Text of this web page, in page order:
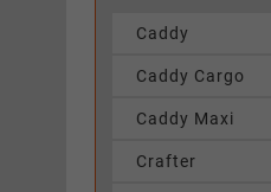
Caddy
Caddy Cargo
Caddy Maxi
Crafter